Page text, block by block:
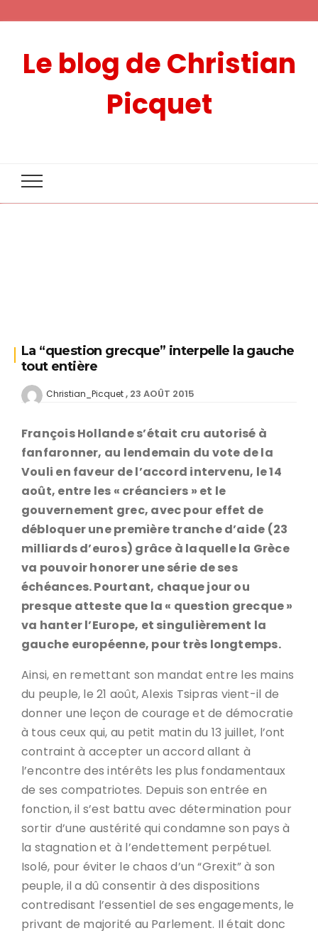
Le blog de Christian
Picquet
La “question grecque” interpelle la gauche
tout entière
Christian_Picquet 23 AOÛT 2015
François Hollande s’était cru autorisé à
fanfaronner, au lendemain du vote de la
Vouli en faveur de l’accord intervenu, le 14
août, entre les « créanciers » et le
gouvernement grec, avec pour effet de
débloquer une première tranche d’aide (23
milliards d’euros) grâce à laquelle la Grèce
va pouvoir honorer une série de ses
échéances. Pourtant, chaque jour ou
presque atteste que la « question grecque »
va hanter l’Europe, et singulièrement la
gauche européenne, pour très longtemps.
Ainsi, en remettant son mandat entre les mains
du peuple, le 21 août, Alexis Tsipras vient-il de
donner une leçon de courage et de démocratie
à tous ceux qui, au petit matin du 13 juillet, l’ont
contraint à accepter un accord allant à
l’encontre des intérêts les plus fondamentaux
de ses compatriotes. Depuis son entrée en
fonction, il s’est battu avec détermination pour
sortir d’une austérité qui condamne son pays à
la stagnation et à l’endettement perpétuel.
Isolé, pour éviter le chaos d’un “Grexit” à son
peuple, il a dû consentir à des dispositions
contredisant l’essentiel de ses engagements, le
privant de majorité au Parlement. Il était donc